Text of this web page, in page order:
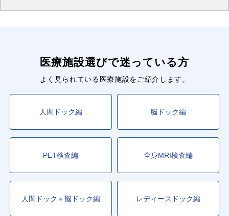
医療施設選びで迷っている方
よく見られている医療施設をご紹介します。
人間ドック編 脳ドック編
PET検査編 全身MRI検査編
人間ドック＋脳ドック編 レディースドック編